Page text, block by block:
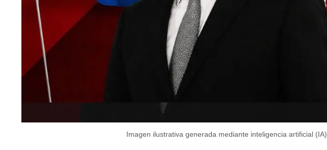
Imagen ilustrativa generada mediante inteligencia artificial (IA).